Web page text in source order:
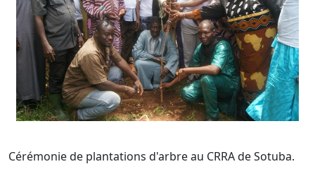
Cérémonie de plantations d'arbre au CRRA de Sotuba.